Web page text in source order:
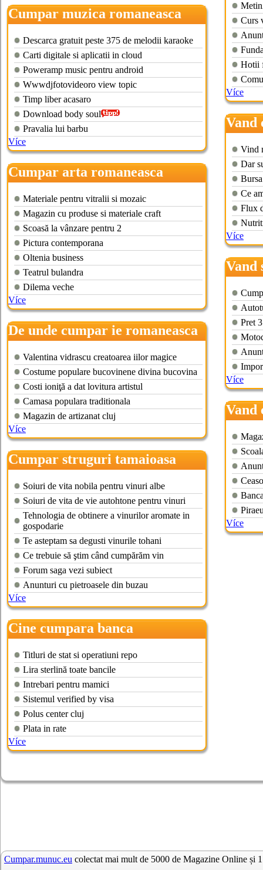
Cumpar muzica romaneasca
Descarca gratuit peste 375 de melodii karaoke
Carti digitale si aplicatii in cloud
Poweramp music pentru android
Wwwdjfotovideoro view topic
Timp liber acasaro
Download body soul
Pravalia lui barbu
Více
Cumpar arta romaneasca
Materiale pentru vitralii si mozaic
Magazin cu produse si materiale craft
Scoasă la vânzare pentru 2
Pictura contemporana
Oltenia business
Teatrul bulandra
Dilema veche
Více
De unde cumpar ie romaneasca
Valentina vidrascu creatoarea iilor magice
Costume populare bucovinene divina bucovina
Costi ioniţă a dat lovitura artistul
Camasa populara traditionala
Magazin de artizanat cluj
Více
Cumpar struguri tamaioasa
romaneasca
Soiuri de vita nobila pentru vinuri albe
Soiuri de vita de vie autohtone pentru vinuri
Tehnologia de obtinere a vinurilor aromate in
gospodarie
Te asteptam sa degusti vinurile tohani
Ce trebuie să ştim când cumpărăm vin
Forum saga vezi subiect
Anunturi cu pietroasele din buzau
Více
Cine cumpara banca
romaneasca
Titluri de stat si operatiuni repo
Lira sterlină toate bancile
Intrebari pentru mamici
Sistemul verified by visa
Polus center cluj
Plata in rate
Více
Curs
Hotii
Více
Vand
Vind
Dar
Ce
Flux
Více
Vand
Pret
Více
Vand
Více
Cumpar.munuc.eu colectat mai mult de 5000 de Magazine Online și